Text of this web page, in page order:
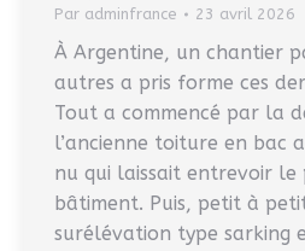
Par adminfrance 23 avril 2026
À Argentine, un chantier
autres a pris forme ces
Tout a commencé par la
l’ancienne toiture en bac
nu qui laissait entrevoir
bâtiment. Puis, petit à
surélévation type sarking